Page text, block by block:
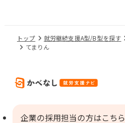
トップ 就労継続支援A型/B型を探す
てまりん
企業の採用担当の方はこちら